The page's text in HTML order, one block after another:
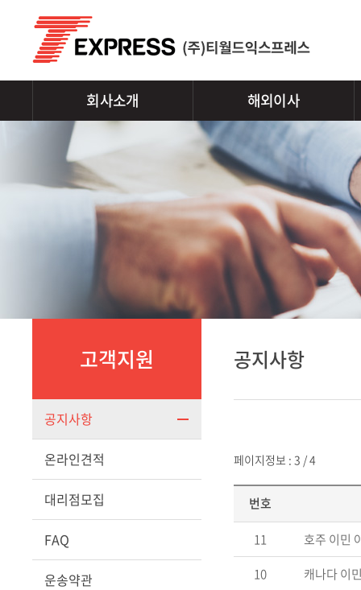
회사소개 해외이사
고객지원
공지사항
온라인견적
대리점모집
FAQ
운송약관
공지사항
페이지정보 : 3 / 4
번호
11
호주 이민
10
캐나다 이